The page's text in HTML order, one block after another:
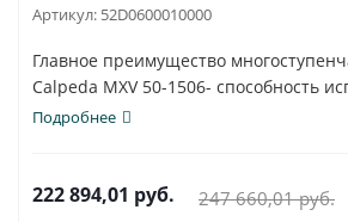
Артикул: 52D0600010000
Главное преимущество
Calpeda MXV 50-1506- способность
Подробнее
222 894,01 руб. 247 660,01руб.